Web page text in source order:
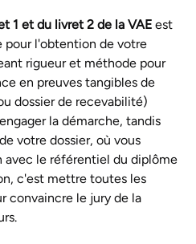
1 et du livret 2 de la VAE est
pour l'obtention de votre
rigueur et méthode pour
en preuves tangibles de
dossier de recevabilité)
la démarche, tandis
votre dossier, où vous
avec le référentiel du diplôme
c'est mettre toutes les
convaincre le jury de la